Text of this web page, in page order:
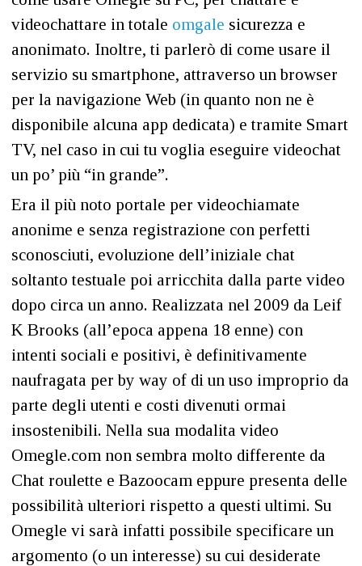
videochattare in totale omgale sicurezza e
anonimato. Inoltre, ti parlerò di come usare il
servizio su smartphone, attraverso un browser
per la navigazione Web (in quanto non ne è
disponibile alcuna app dedicata) e tramite Smart
TV, nel caso in cui tu voglia eseguire videochat
un po’ più “in grande”.
Era il più noto portale per videochiamate
anonime e senza registrazione con perfetti
sconosciuti, evoluzione dell’iniziale chat
soltanto testuale poi arricchita dalla parte video
dopo circa un anno. Realizzata nel 2009 da Leif
K Brooks (all’epoca appena 18 enne) con
intenti sociali e positivi, è definitivamente
naufragata per by way of di un uso improprio da
parte degli utenti e costi divenuti ormai
insostenibili. Nella sua modalita video
Omegle.com non sembra molto differente da
Chat roulette e Bazoocam eppure presenta delle
possibilità ulteriori rispetto a questi ultimi. Su
Omegle vi sarà infatti possibile specificare un
argomento (o un interesse) su cui desiderate